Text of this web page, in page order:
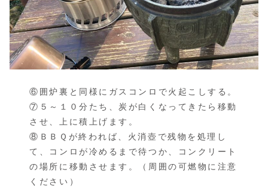
⑥囲炉裏と同様にガスコンロで火起こしする。
⑦５～１０分たち、炭が白くなってきたら移動
させ、上に積上げます。
⑧ＢＢＱが終われば、火消壺で残物を処理し
て、コンロが冷めるまで待つか、コンクリート
の場所に移動させます。（周囲の可燃物に注意
ください）